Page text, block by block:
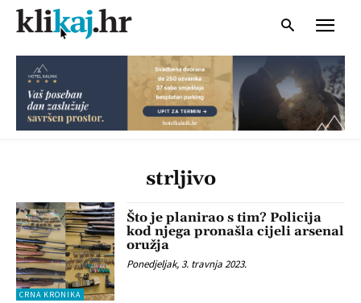
strljivo
CRNA KRONIKA
Što je planirao s tim? Policija
kod njega pronašla cijeli arsenal
oružja
Ponedjeljak, 3. travnja 2023.